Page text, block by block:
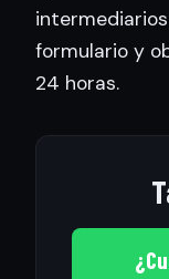
formulario y
24 horas.